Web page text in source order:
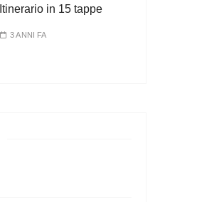
Itinerario in 15 tappe
3 ANNI FA